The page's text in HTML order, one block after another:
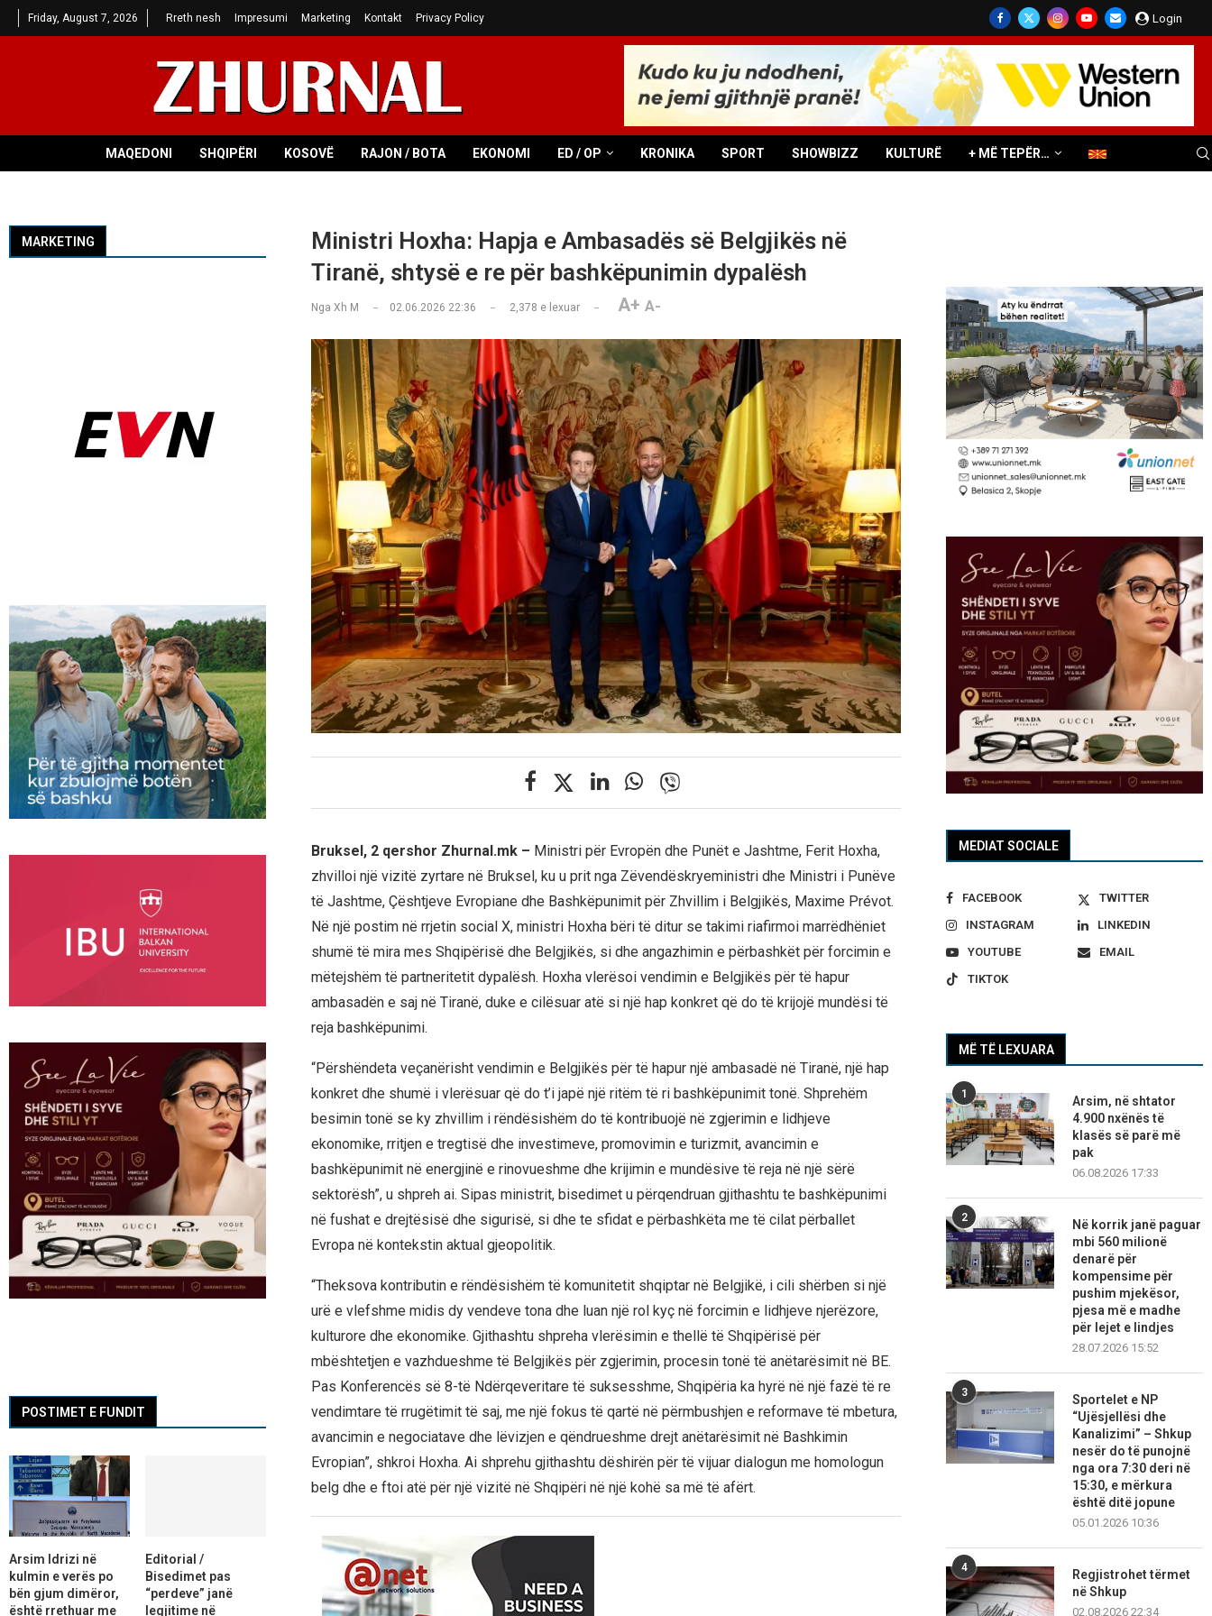
Friday, August 7, 2026 Rreth nesh Impresumi Marketing Kontakt Privacy Policy Login
MAQEDONI SHQIPËRI KOSOVË RAJON / BOTA EKONOMI ED / OP KRONIKA SPORT SHOWBIZZ KULTURË + MË TEPËR…
Ministri Hoxha: Hapja e Ambasadës së Belgjikës në
Tiranë, shtysë e re për bashkëpunimin dypalësh
Nga Xh M 02.06.2026 22:36 2,378 e lexuar A+ A-
Bruksel, 2 qershor Zhurnal.mk – Ministri për Evropën dhe Punët e Jashtme, Ferit Hoxha,
zhvilloi një vizitë zyrtare në Bruksel, ku u prit nga Zëvendëskryeministri dhe Ministri i Punëve
të Jashtme, Çështjeve Evropiane dhe Bashkëpunimit për Zhvillim i Belgjikës, Maxime Prévot.
Në një postim në rrjetin social X, ministri Hoxha bëri të ditur se takimi riafirmoi marrëdhëniet
shumë të mira mes Shqipërisë dhe Belgjikës, si dhe angazhimin e përbashkët për forcimin e
mëtejshëm të partneritetit dypalësh. Hoxha vlerësoi vendimin e Belgjikës për të hapur
ambasadën e saj në Tiranë, duke e cilësuar atë si një hap konkret që do të krijojë mundësi të
reja bashkëpunimi.
“Përshëndeta veçanërisht vendimin e Belgjikës për të hapur një ambasadë në Tiranë, një hap
konkret dhe shumë i vlerësuar që do t’i japë një ritëm të ri bashkëpunimit tonë. Shprehëm
besimin tonë se ky zhvillim i rëndësishëm do të kontribuojë në zgjerimin e lidhjeve
ekonomike, rritjen e tregtisë dhe investimeve, promovimin e turizmit, avancimin e
bashkëpunimit në energjinë e rinovueshme dhe krijimin e mundësive të reja në një sërë
sektorësh”, u shpreh ai. Sipas ministrit, bisedimet u përqendruan gjithashtu te bashkëpunimi
në fushat e drejtësisë dhe sigurisë, si dhe te sfidat e përbashkëta me të cilat përballet
Evropa në kontekstin aktual gjeopolitik.
“Theksova kontributin e rëndësishëm të komunitetit shqiptar në Belgjikë, i cili shërben si një
urë e vlefshme midis dy vendeve tona dhe luan një rol kyç në forcimin e lidhjeve njerëzore,
kulturore dhe ekonomike. Gjithashtu shpreha vlerësimin e thellë të Shqipërisë për
mbështetjen e vazhdueshme të Belgjikës për zgjerimin, procesin tonë të anëtarësimit në BE.
Pas Konferencës së 8-të Ndërqeveritare të suksesshme, Shqipëria ka hyrë në një fazë të re
vendimtare të rrugëtimit të saj, me një fokus të qartë në përmbushjen e reformave të mbetura,
avancimin e negociatave dhe lëvizjen e qëndrueshme drejt anëtarësimit në Bashkimin
Evropian”, shkroi Hoxha. Ai shprehu gjithashtu dëshirën për të vijuar dialogun me homologun
belg dhe e ftoi atë për një vizitë në Shqipëri në një kohë sa më të afërt.
MEDIAT SOCIALE
FACEBOOK
TWITTER
INSTAGRAM
LINKEDIN
YOUTUBE
EMAIL
TIKTOK
MË TË LEXUARA
1
Arsim, në shtator
4.900 nxënës të
klasës së parë më
pak
06.08.2026 17:33
2
Në korrik janë paguar
mbi 560 milionë
denarë për
kompensime për
pushim mjekësor,
pjesa më e madhe
për lejet e lindjes
28.07.2026 15:52
3
Sportelet e NP
“Ujësjellësi dhe
Kanalizimi” – Shkup
nesër do të punojnë
nga ora 7:30 deri në
15:30, e mërkura
është ditë jopune
05.01.2026 10:36
4
Regjistrohet tërmet
në Shkup
02.08.2026 22:34
MARKETING
POSTIMET E FUNDIT
Arsim Idrizi në
kulmin e verës po
bën gjum dimëror,
është rrethuar me
Editorial /
Bisedimet pas
“perdeve” janë
legjitime në